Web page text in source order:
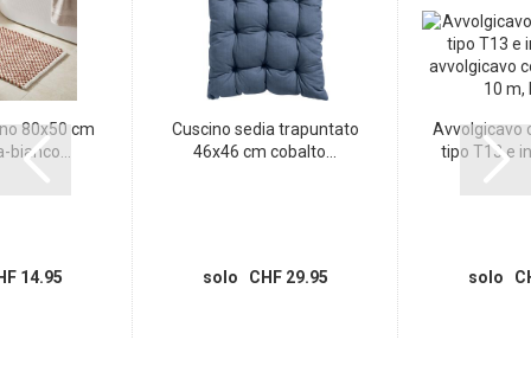
80x50 cm
14.95
Cuscino sedia trapuntato
46x46 cm cobalto...
solo CHF 29.95
Avvolgicavo
tipo T13 e
solo